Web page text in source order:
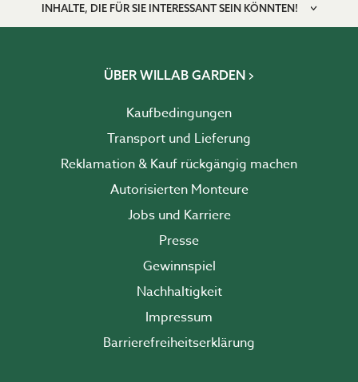
INHALTE, DIE FÜR SIE INTERESSANT SEIN KÖNNTEN!
ÜBER WILLAB GARDEN
Kaufbedingungen
Transport und Lieferung
Reklamation & Kauf rückgängig machen
Autorisierten Monteure
Jobs und Karriere
Presse
Gewinnspiel
Nachhaltigkeit
Impressum
Barrierefreiheits­erklärung